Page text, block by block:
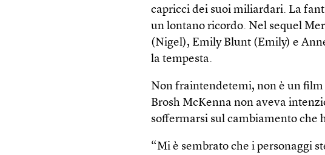
capricci dei suoi miliardari. La
un lontano ricordo. Nel sequel
(Nigel), Emily Blunt (Emily) e
la tempesta.
Non fraintendetemi, non è un
Brosh McKenna non aveva
soffermarsi sul cambiamento che
“Mi è sembrato che i personaggi